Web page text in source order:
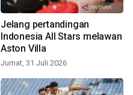
Jelang pertandingan
Indonesia All Stars melawan
Aston Villa
Jumat, 31 Juli 2026